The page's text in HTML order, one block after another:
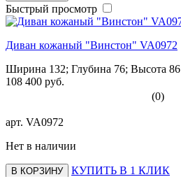
Быстрый просмотр
Диван кожаный "Винстон" VA0972
Ширина 132; Глубина 76; Высота 86
108 400 руб.
(0)
арт. VA0972
Нет в наличии
В КОРЗИНУ
КУПИТЬ В 1 КЛИК